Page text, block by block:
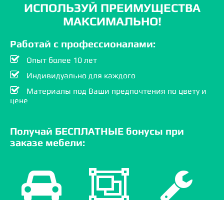
ИСПОЛЬЗУЙ ПРЕИМУЩЕСТВА
МАКСИМАЛЬНО!
Работай с профессионалами:
Опыт более 10 лет
Индивидуально для каждого
Материалы под Ваши предпочтения по цвету и
цене
Получай БЕСПЛАТНЫЕ бонусы при
заказе мебели: